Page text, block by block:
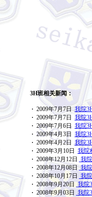
3H班相关新闻：
· 2009年7月7日 我院
· 2009年7月7日 我院
· 2009年7月6日 我院
· 2009年4月3日 我院
· 2009年4月2日 我院
· 2009年3月10日 我院
· 2008年12月12日
我
· 2008年12月08日我
· 2008年10月17日
我
· 2008年9月20日
我院
· 2008年9月03日 我院